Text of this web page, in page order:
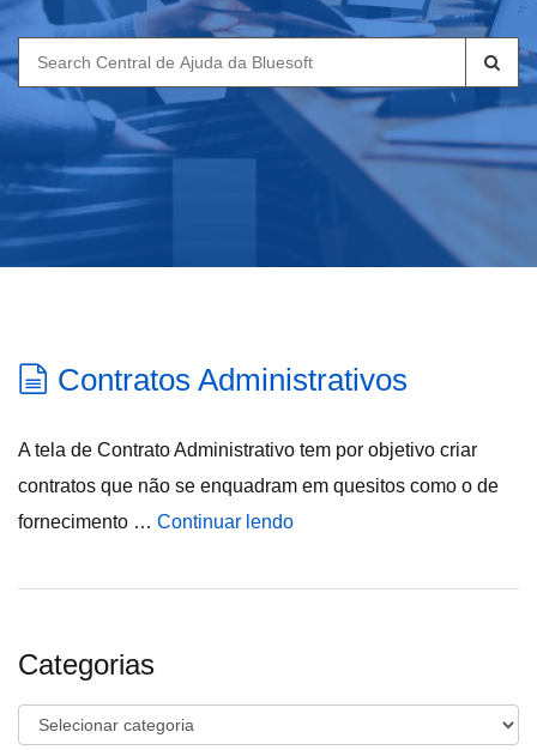
Search
for:
Contratos Administrativos
A tela de Contrato Administrativo tem por objetivo criar
contratos que não se enquadram em quesitos como o de
fornecimento … Continuar lendo
Categorias
Categorias